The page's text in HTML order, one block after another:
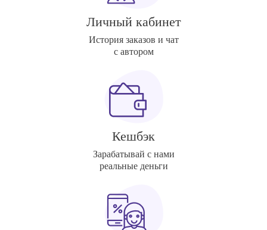
Личный кабинет
История заказов и чат
с автором
Кешбэк
Зарабатывай с нами
реальные деньги